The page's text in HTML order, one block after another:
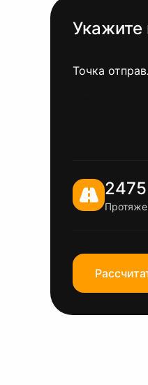
Укажите
Точка